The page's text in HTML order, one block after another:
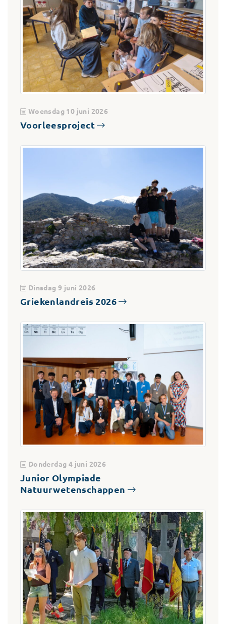
Woensdag 10 juni 2026
Voorleesproject
Dinsdag 9 juni 2026
Griekenlandreis 2026
Donderdag 4 juni 2026
Junior Olympiade
Natuurwetenschappen